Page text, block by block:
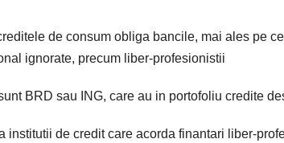
de consum obliga bancile, mai ales pe
ignorate, precum liber-profesionistii
BRD sau ING, care au in portofoliu credite
institutii de credit care acorda finantari liber-